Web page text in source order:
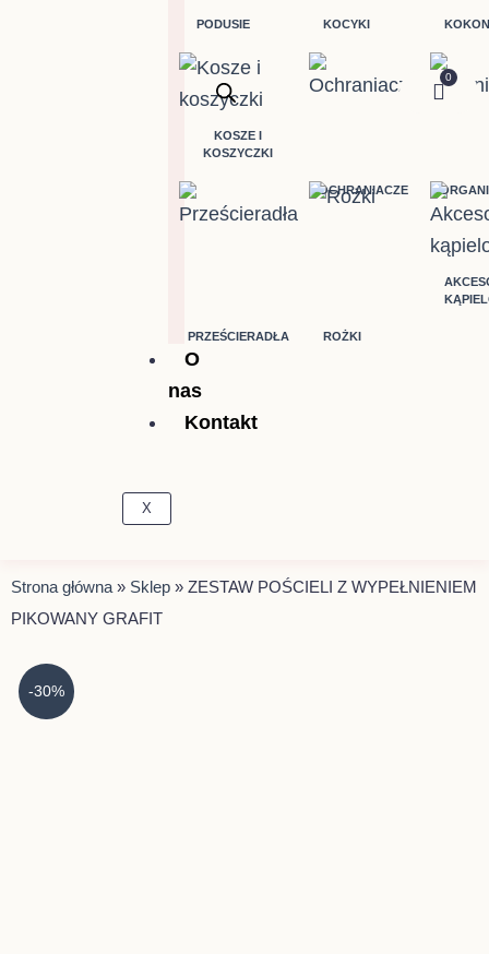
PODUSIE KOCYKI
KOSZE I
KOSZYCZKI
OCHRANIACZE
PRZEŚCIERADŁA ROŻKI
O
nas
Kontakt
X
0
Strona główna » Sklep » ZESTAW POŚCIELI Z WYPEŁNIENIEM
PIKOWANY GRAFIT
-30%